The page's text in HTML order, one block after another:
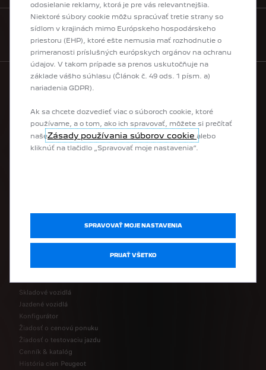
KONTAKTUJTE NÁS
Elektrické vozidlá
Hybridné vozidlá
Skladové vozidlá
Jazdené vozidlá
Konfigurátor
Žiadosť o cenovú ponuku
Žiadosť o testovaciu jazdu
Cenník & katalóg
História cien Peugeot
odosielanie reklamy, ktorá je pre vás relevantnejšia.
Niektoré súbory cookie môžu spracúvať tretie strany so
sídlom v krajinách mimo Európskeho hospodárskeho
priestoru (EHP), ktoré ešte nemusia mať rozhodnutie o
primeranosti príslušných európskych orgánov na ochranu
údajov. V takom prípade sa prenos uskutočňuje na
základe vášho súhlasu (Článok č. 49 ods. 1 písm. a)
nariadenia GDPR).
Ak sa chcete dozvedieť viac o súboroch cookie, ktoré
používame, a o tom, ako ich spravovať, môžete si prečítať
našeZásady používania súborov cookie alebo
kliknúť na tlačidlo „Spravovať moje nastavenia“.
SPRAVOVAŤ MOJE NASTAVENIA
PRIJAŤ VŠETKO